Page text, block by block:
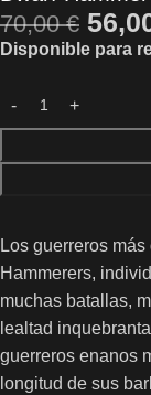
70,00€
Disponible para
Los guerreros
Hammerers,
muchas batallas,
lealtad
guerreros enanos
longitud de sus